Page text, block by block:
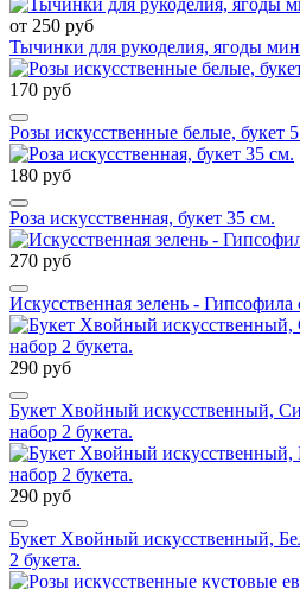
от 250 руб
Тычинки для рукоделия, ягоды
170 руб
Розы искусственные белые, букет
180 руб
Роза искусственная, букет 35 см.
270 руб
Искусственная зелень -
290 руб
Букет Хвойный искусственный,
набор 2 букета.
290 руб
Букет Хвойный искусственный,
2 букета.